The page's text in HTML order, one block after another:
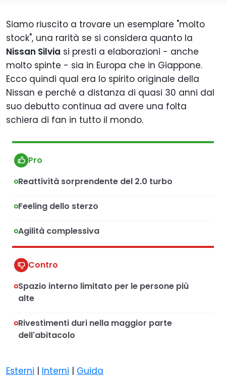
Siamo riuscito a trovare un esemplare "molto
stock", una rarità se si considera quanto la
Nissan Silvia si presti a elaborazioni - anche
molto spinte - sia in Europa che in Giappone.
Ecco quindi qual era lo spirito originale della
Nissan e perché a distanza di quasi 30 anni dal
suo debutto continua ad avere una folta
schiera di fan in tutto il mondo.
Pro
Reattività sorprendente del 2.0 turbo
Feeling dello sterzo
Agilità complessiva
Contro
Spazio interno limitato per le persone più
alte
Rivestimenti duri nella maggior parte
dell'abitacolo
Esterni | Interni | Guida